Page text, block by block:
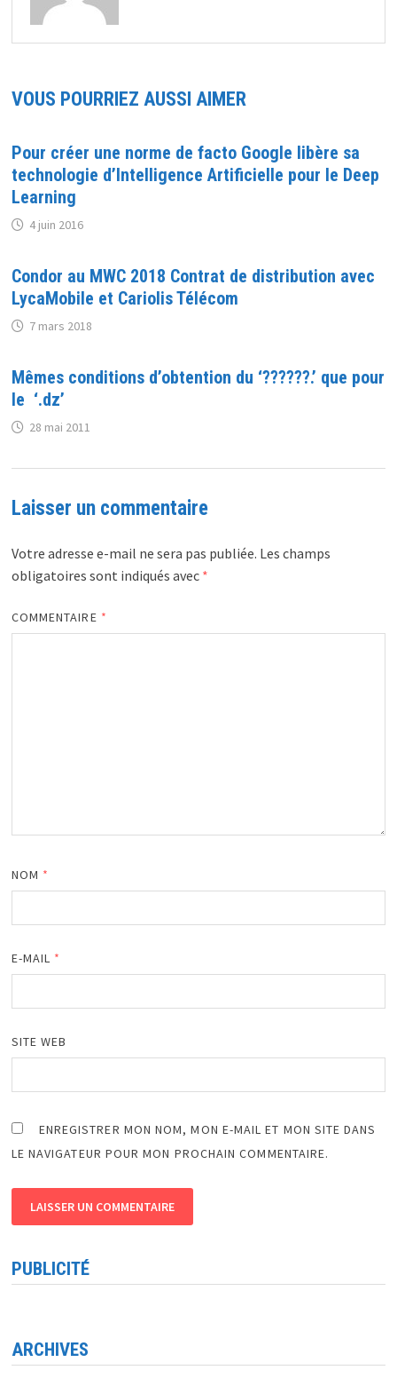
VOUS POURRIEZ AUSSI AIMER
Pour créer une norme de facto Google libère sa
technologie d’Intelligence Artificielle pour le Deep
Learning
4 juin 2016
Condor au MWC 2018 Contrat de distribution avec
LycaMobile et Cariolis Télécom
7 mars 2018
Mêmes conditions d’obtention du ‘??????.’ que pour
le ‘.dz’
28 mai 2011
Laisser un commentaire
Votre adresse e-mail ne sera pas publiée. Les champs
obligatoires sont indiqués avec *
COMMENTAIRE *
NOM *
E-MAIL *
SITE WEB
ENREGISTRER MON NOM, MON E-MAIL ET MON SITE DANS
LE NAVIGATEUR POUR MON PROCHAIN COMMENTAIRE.
PUBLICITÉ
ARCHIVES